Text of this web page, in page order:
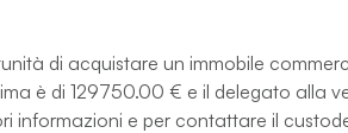
di acquistare un immobile
è di 129750.00 € e il delegato alla
informazioni e per contattare il